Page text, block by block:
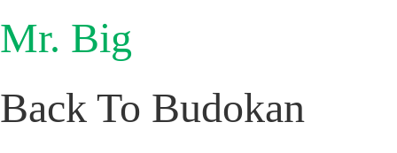
Mr. Big
Back To Budokan